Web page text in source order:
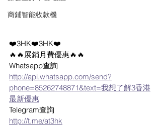
商鋪智能收款機
❤️3HK❤️3HK❤️
🔥🔥展銷月費優惠🔥🔥
Whatsapp查詢
http://api.whatsapp.com/send?
phone=85262748871&text=我想了解3香港
最新優惠
Telegram查詢
http://t.me/at3hk